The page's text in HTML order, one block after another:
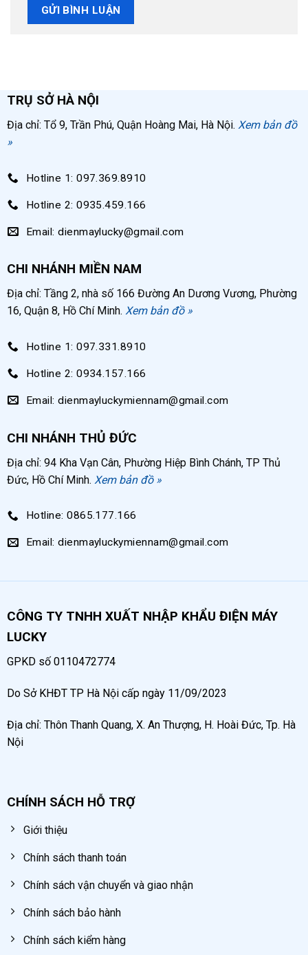
TRỤ SỞ HÀ NỘI
Địa chỉ: Tổ 9, Trần Phú, Quận Hoàng Mai, Hà Nội. Xem bản đồ
»
Hotline 1: 097.369.8910
Hotline 2: 0935.459.166
Email: dienmaylucky@gmail.com
CHI NHÁNH MIỀN NAM
Địa chỉ: Tầng 2, nhà số 166 Đường An Dương Vương, Phường
16, Quận 8, Hồ Chí Minh. Xem bản đồ »
Hotline 1: 097.331.8910
Hotline 2: 0934.157.166
Email: dienmayluckymiennam@gmail.com
CHI NHÁNH THỦ ĐỨC
Địa chỉ: 94 Kha Vạn Cân, Phường Hiệp Bình Chánh, TP Thủ
Đức, Hồ Chí Minh. Xem bản đồ »
Hotline: 0865.177.166
Email: dienmayluckymiennam@gmail.com
CÔNG TY TNHH XUẤT NHẬP KHẨU ĐIỆN MÁY
LUCKY
GPKD số 0110472774
Do Sở KHĐT TP Hà Nội cấp ngày 11/09/2023
Địa chỉ: Thôn Thanh Quang, X. An Thượng, H. Hoài Đức, Tp. Hà
Nội
CHÍNH SÁCH HỖ TRỢ
Giới thiệu
Chính sách thanh toán
Chính sách vận chuyển và giao nhận
Chính sách bảo hành
Chính sách kiểm hàng